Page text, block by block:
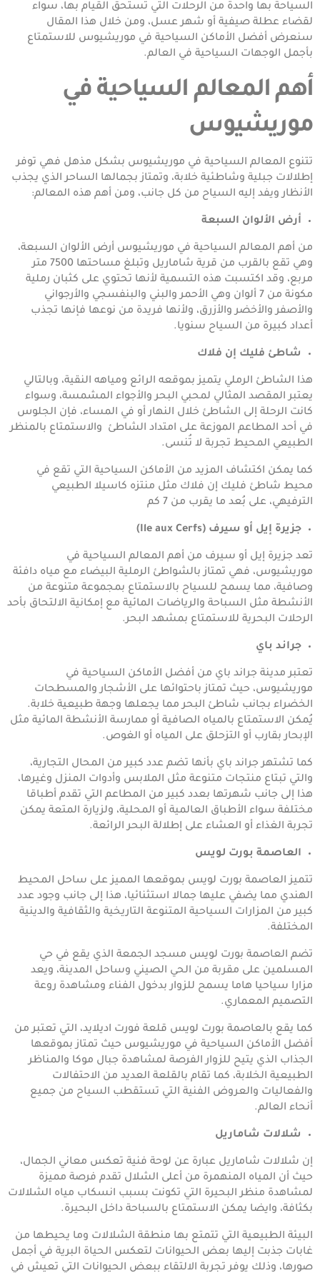
السياحة بها واحدة من الرحلات التي تستحق القيام بها، سواء
لقضاء عطلة صيفية أو شهر عسل، ومن خلال هذا المقال
سنعرض أفضل الأماكن السياحية في موريشيوس للاستمتاع
بأجمل الوجهات السياحية في العالم.
أهم المعالم السياحية في
موريشيوس
تتنوع المعالم السياحية في موريشيوس بشكل مذهل فهي توفر
إطلالات جبلية وشاطئية خلابة، وتمتاز بجمالها الساحر الذي يجذب
الأنظار ويفد إليه السياح من كل جانب، ومن أهم هذه المعالم:
أرض الألوان السبعة
من أهم المعالم السياحية في موريشيوس أرض الألوان السبعة،
وهي تقع بالقرب من قرية شاماريل وتبلغ مساحتها 7500 متر
مربع، وقد اكتسبت هذه التسمية لأنها تحتوي على كثبان رملية
مكونة من 7 ألوان وهي الأحمر والبني والبنفسجي والأرجواني
والأصفر والأخضر والأزرق، ولأنها فريدة من نوعها فإنها تجذب
أعداد كبيرة من السياح سنويا.
شاطئ فليك إن فلاك
هذا الشاطئ الرملي يتميز بموقعه الرائع ومياهه النقية، وبالتالي
يعتبر المقصد المثالي لمحبي البحر والأجواء المشمسة، وسواء
كانت الرحلة إلى الشاطئ خلال النهار أو في المساء، فإن الجلوس
في أحد المطاعم الموزعة على امتداد الشاطئ والاستمتاع بالمنظر
الطبيعي المحيط تجربة لا تُنسى.
كما يمكن اكتشاف المزيد من الأماكن السياحية التي تقع في
محيط شاطئ فليك إن فلاك مثل منتزه كاسيلا الطبيعي
الترفيهي، على بُعد ما يقرب من 7 كم
جزيرة إيل أو سيرف (Ile aux Cerfs)
تعد جزيرة إيل أو سيرف من أهم المعالم السياحية في
موريشيوس، فهي تمتاز بالشواطئ الرملية البيضاء مع مياه دافئة
وصافية، مما يسمح للسياح بالاستمتاع بمجموعة متنوعة من
الأنشطة مثل السباحة والرياضات المائية مع إمكانية الالتحاق بأحد
الرحلات البحرية للاستمتاع بمشهد البحر.
جراند باي
تعتبر مدينة جراند باي من أفضل الأماكن السياحية في
موريشيوس، حيث تمتاز باحتوائها على الأشجار والمسطحات
الخضراء بجانب شاطئ البحر مما يجعلها وجهة طبيعية خلابة.
يُمكن الاستمتاع بالمياه الصافية أو ممارسة الأنشطة المائية مثل
الإبحار بقارب أو التزحلق على المياه أو الغوص.
كما تشتهر جراند باي بأنها تضم عدد كبير من المحال التجارية،
والتي تبتاع منتجات متنوعة مثل الملابس وأدوات المنزل وغيرها،
هذا إلى جانب شهرتها بعدد كبير من المطاعم التي تقدم أطباقا
مختلفة سواء الأطباق العالمية أو المحلية، ولزيارة المتعة يمكن
تجربة الغذاء أو العشاء على إطلالة البحر الرائعة.
العاصمة بورت لويس
تتميز العاصمة بورت لويس بموقعها المميز على ساحل المحيط
الهندي مما يضفي عليها جمالا استثنائيا، هذا إلى جانب وجود عدد
كبير من المزارات السياحية المتنوعة التاريخية والثقافية والدينية
المختلفة.
تضم العاصمة بورت لويس مسجد الجمعة الذي يقع في حي
المسلمين على مقربة من الحي الصيني وساحل المدينة، ويعد
مزارا سياحيا هاما يسمح للزوار بدخول الفناء ومشاهدة روعة
التصميم المعماري.
كما يقع بالعاصمة بورت لويس قلعة فورت اديلايد، التي تعتبر من
أفضل الأماكن السياحية في موريشيوس حيث تمتاز بموقعها
الجذاب الذي يتيح للزوار الفرصة لمشاهدة جبال موكا والمناظر
الطبيعية الخلابة، كما تقام بالقلعة العديد من الاحتفالات
والفعاليات والعروض الفنية التي تستقطب السياح من جميع
أنحاء العالم.
شلالات شاماريل
إن شلالات شاماريل عبارة عن لوحة فنية تعكس معاني الجمال،
حيث أن المياه المنهمرة من أعلى الشلال تقدم فرصة مميزة
لمشاهدة منظر البحيرة التي تكونت بسبب انسكاب مياه الشلالات
بكثافة، وايضا يمكن الاستمتاع بالسباحة داخل البحيرة.
البيئة الطبيعية التي تتمتع بها منطقة الشلالات وما يحيطها من
غابات جذبت إليها بعض الحيوانات لتعكس الحياة البرية في أجمل
صورها، وذلك يوفر تجربة الالتقاء ببعض الحيوانات التي تعيش في